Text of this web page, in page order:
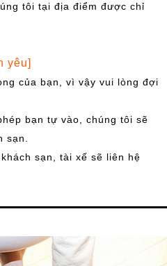
tôi tại địa điểm được chỉ
yêu]
của bạn, vì vậy vui lòng đợi
bạn tự vào, chúng tôi sẽ
sạn.
sạn, tài xế sẽ liên hệ